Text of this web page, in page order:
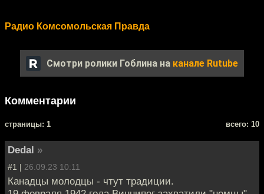
Радио Комсомольская Правда
Смотри ролики Гоблина на канале Rutube
Комментарии
cтраницы: 1 всего: 10
Dedal »
#1 | 26.09.23 10:11
Канадцы молодцы - чтут традиции.